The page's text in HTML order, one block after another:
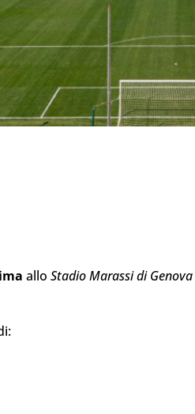
allo Stadio Marassi di Genova